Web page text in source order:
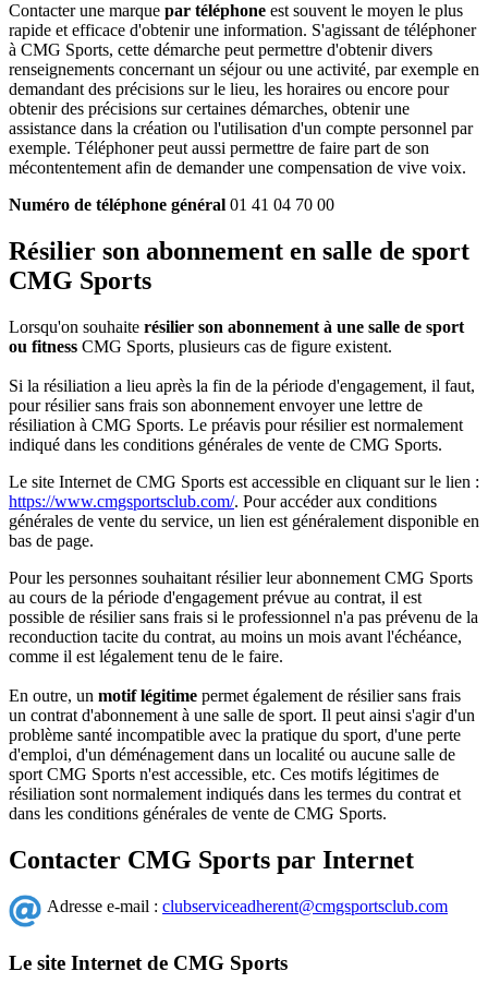
Contacter une marque par téléphone est souvent le moyen le plus
rapide et efficace d'obtenir une information. S'agissant de téléphoner
à CMG Sports, cette démarche peut permettre d'obtenir divers
renseignements concernant un séjour ou une activité, par exemple en
demandant des précisions sur le lieu, les horaires ou encore pour
obtenir des précisions sur certaines démarches, obtenir une
assistance dans la création ou l'utilisation d'un compte personnel par
exemple. Téléphoner peut aussi permettre de faire part de son
mécontentement afin de demander une compensation de vive voix.
Numéro de téléphone général 01 41 04 70 00
Résilier son abonnement en salle de sport
CMG Sports
Lorsqu'on souhaite résilier son abonnement à une salle de sport
ou fitness CMG Sports, plusieurs cas de figure existent.
Si la résiliation a lieu après la fin de la période d'engagement, il faut,
pour résilier sans frais son abonnement envoyer une lettre de
résiliation à CMG Sports. Le préavis pour résilier est normalement
indiqué dans les conditions générales de vente de CMG Sports.
Le site Internet de CMG Sports est accessible en cliquant sur le lien :
https://www.cmgsportsclub.com/. Pour accéder aux conditions
générales de vente du service, un lien est généralement disponible en
bas de page.
Pour les personnes souhaitant résilier leur abonnement CMG Sports
au cours de la période d'engagement prévue au contrat, il est
possible de résilier sans frais si le professionnel n'a pas prévenu de la
reconduction tacite du contrat, au moins un mois avant l'échéance,
comme il est légalement tenu de le faire.
En outre, un motif légitime permet également de résilier sans frais
un contrat d'abonnement à une salle de sport. Il peut ainsi s'agir d'un
problème santé incompatible avec la pratique du sport, d'une perte
d'emploi, d'un déménagement dans un localité ou aucune salle de
sport CMG Sports n'est accessible, etc. Ces motifs légitimes de
résiliation sont normalement indiqués dans les termes du contrat et
dans les conditions générales de vente de CMG Sports.
Contacter CMG Sports par Internet
Adresse e-mail : clubserviceadherent@cmgsportsclub.com
Le site Internet de CMG Sports